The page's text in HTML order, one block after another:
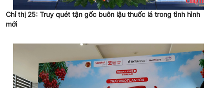
Chỉ thị 25: Truy quét tận gốc buôn lậu thuốc lá trong tình hình
mới